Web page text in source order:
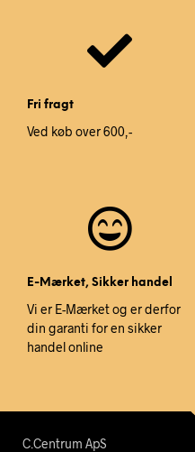
Fri fragt
Ved køb over 600,-
E-Mærket, Sikker handel
Vi er E-Mærket og er derfor
din garanti for en sikker
handel online
C.Centrum ApS